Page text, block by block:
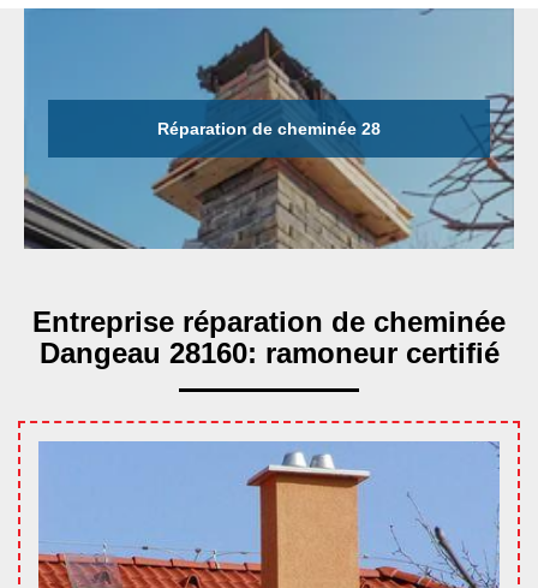
Réparation de cheminée 28
Entreprise réparation de cheminée
Dangeau 28160: ramoneur certifié